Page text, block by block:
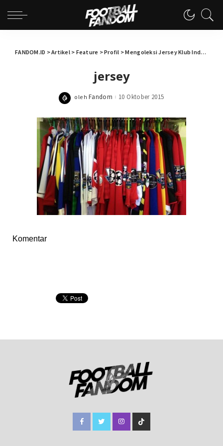
FANDOM.ID >Artikel> Feature >Profil >Mengoleksi Jersey Klub Indonesia Memberi Sensasi Tersendiri
jersey
Posted
oleh Fandom 10 Oktober 2015
Komentar